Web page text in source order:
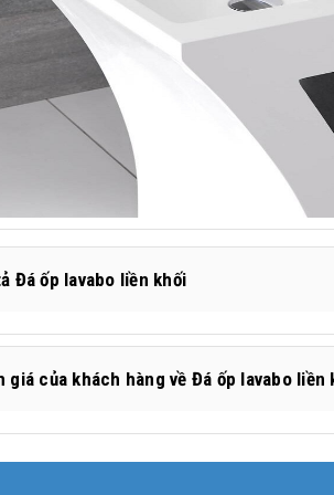
Đá ốp lavabo liền khối
giá của khách hàng về Đá ốp lavabo liền